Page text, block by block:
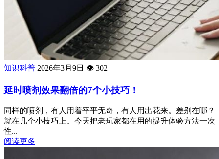
知识科普 2026年3月9日 👁️ 302
延时喷剂效果翻倍的7个小技巧！
同样的喷剂，有人用着平平无奇，有人用出花来。差别在哪？
就在几个小技巧上。今天把老玩家都在用的提升体验方法一次
性...
阅读更多